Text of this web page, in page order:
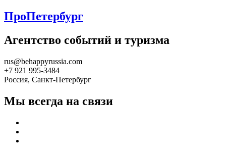
ПроПетербург
Агентство событий и туризма
rus@behappyrussia.com
+7 921 995-3484
Россия, Санкт-Петербург
Мы всегда на связи